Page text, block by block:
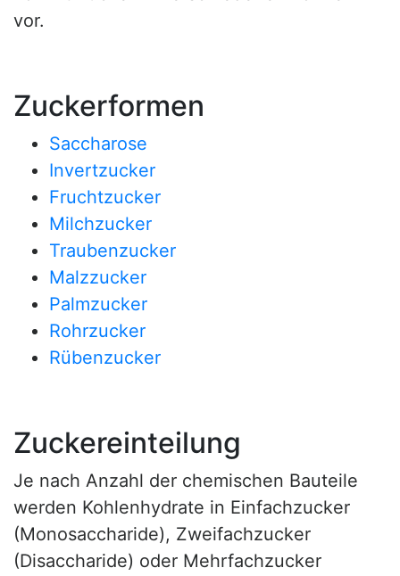
vor.
Zuckerformen
Saccharose
Invertzucker
Fruchtzucker
Milchzucker
Traubenzucker
Malzzucker
Palmzucker
Rohrzucker
Rübenzucker
Zuckereinteilung
Je nach Anzahl der chemischen Bauteile
werden Kohlenhydrate in Einfachzucker
(Monosaccharide), Zweifachzucker
(Disaccharide) oder Mehrfachzucker